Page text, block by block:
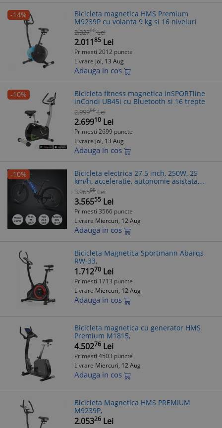
-14%
Bicicleta magnetica HMS Premium
M9239P cu volanta 9 kg si 16 niveluri
2.32700 Lei
2.01185 Lei
Primesti 2012 puncte
Livrare Joi, 13 Aug
Adauga in cos
-10%
Bicicleta fitness magnetica inSPORTline
inCondi UB45i cu Bluetooth si 16 trepte
2.99900 Lei
2.69910 Lei
Primesti 2699 puncte
Livrare Joi, 13 Aug
Adauga in cos
-10%
Bicicleta electrica 27.5 inch, 250W, 25
km/h, acceleratie, autonomie asistata,
aluminiu, Shimano 7 viteze, RESIGILAT
3.96555 Lei
3.56555 Lei
Primesti 3566 puncte
Livrare Miercuri, 12 Aug
Adauga in cos
Bicicleta Magnetica Sportmann Abarqs
RW-33,
1.71270 Lei
Primesti 1713 puncte
Livrare Miercuri, 12 Aug
Adauga in cos
Bicicleta magnetica cu generator HMS
Premium M1815,
4.50276 Lei
Primesti 4503 puncte
Livrare Miercuri, 12 Aug
Adauga in cos
Bicicleta Magnetica HMS PREMIUM
M9239P,
2.05326 Lei